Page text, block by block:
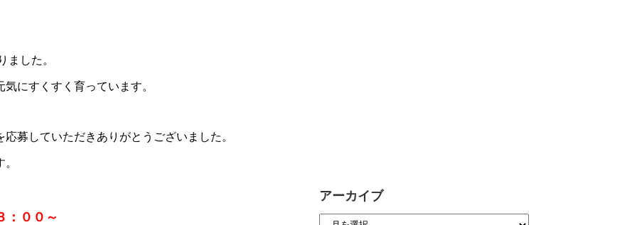
ました。
にすくすく育っています。
募していただきありがとうございました。
：００～
アーカイブ